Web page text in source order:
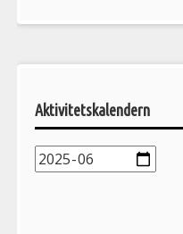
aktiviteter
Aktivitetskalendern